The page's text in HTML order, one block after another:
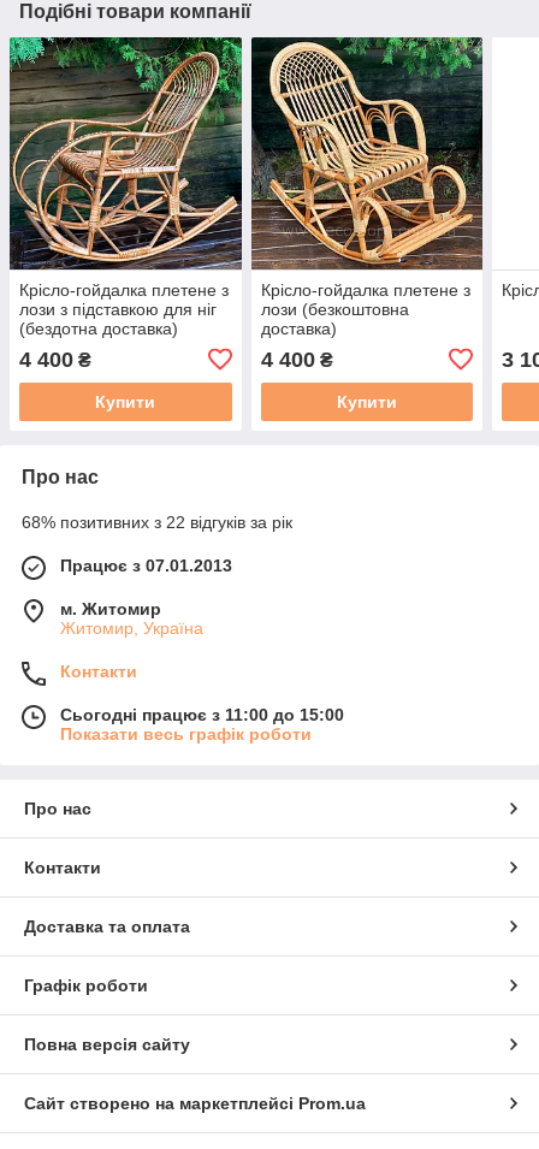
Подібні товари компанії
Крісло-гойдалка плетене з
лози з підставкою для ніг
(бездотна доставка)
4 400 ₴
Купити
Крісло-гойдалка плетене з
лози (безкоштовна
доставка)
4 400₴
Купити
3
Про нас
68% позитивних з 22 відгуків за рік
Працює з 07.01.2013
м. Житомир
Житомир, Україна
Контакти
Сьогодні працює з 11:00 до 15:00
Показати весь графік роботи
Про нас
Контакти
Доставка та оплата
Графік роботи
Повна версія сайту
Сайт створено на маркетплейсі Prom.ua